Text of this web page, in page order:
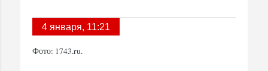
4 января, 11:21
Фото: 1743.ru.